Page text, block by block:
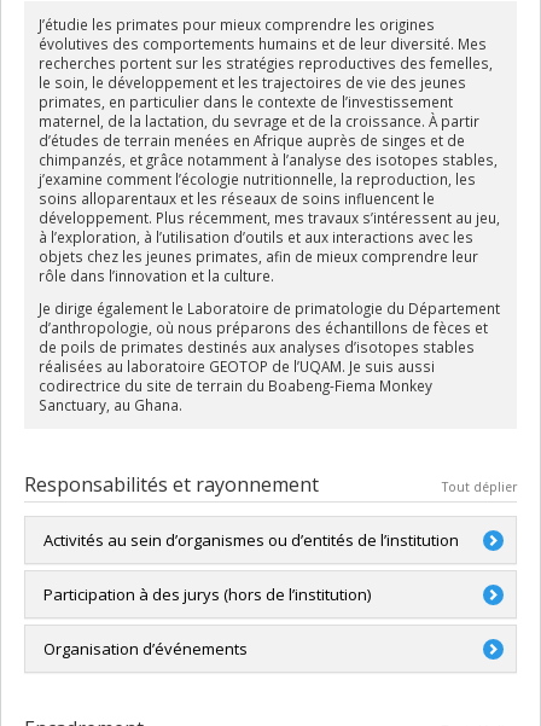
J’étudie les primates pour mieux comprendre les origines
évolutives des comportements humains et de leur diversité. Mes
recherches portent sur les stratégies reproductives des femelles,
le soin, le développement et les trajectoires de vie des jeunes
primates, en particulier dans le contexte de l’investissement
maternel, de la lactation, du sevrage et de la croissance. À partir
d’études de terrain menées en Afrique auprès de singes et de
chimpanzés, et grâce notamment à l’analyse des isotopes stables,
j’examine comment l’écologie nutritionnelle, la reproduction, les
soins alloparentaux et les réseaux de soins influencent le
développement. Plus récemment, mes travaux s’intéressent au jeu,
à l’exploration, à l’utilisation d’outils et aux interactions avec les
objets chez les jeunes primates, afin de mieux comprendre leur
rôle dans l’innovation et la culture.
Je dirige également le Laboratoire de primatologie du Département
d’anthropologie, où nous préparons des échantillons de fèces et
de poils de primates destinés aux analyses d’isotopes stables
réalisées au laboratoire GEOTOP de l’UQAM. Je suis aussi
codirectrice du site de terrain du Boabeng-Fiema Monkey
Sanctuary, au Ghana.
Responsabilités et rayonnement Tout déplier
Activités au sein d’organismes ou d’entités de l’institution
Equity, Diversity, and Inclusion (EDI) Roles
Co-officer, EDI Committee, Canadian Association for Biological
Anthropology (2022 – present)
Participation à des jurys (hors de l’institution)
Students Committee Member (total 20)
Organisation d’événements